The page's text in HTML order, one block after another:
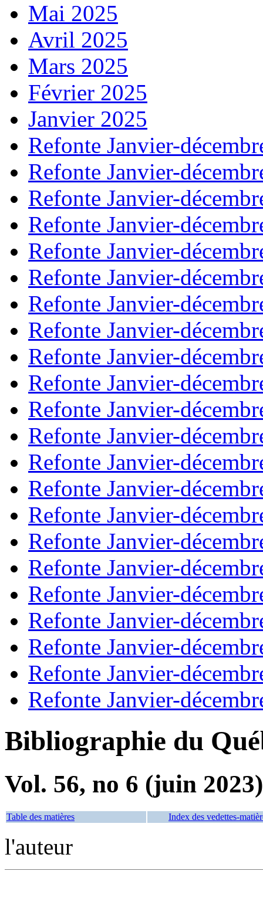
Mai 2025
Avril 2025
Mars 2025
Février 2025
Janvier 2025
Refonte Janvier-
Refonte Janvier-
Refonte Janvier-
Refonte Janvier-
Refonte Janvier-
Refonte Janvier-
Refonte Janvier-
Refonte Janvier-
Refonte Janvier-
Refonte Janvier-
Refonte Janvier-
Refonte Janvier-
Refonte Janvier-
Refonte Janvier-
Refonte Janvier-
Refonte Janvier-
Refonte Janvier-
Refonte Janvier-
Refonte Janvier-
Refonte Janvier-
Refonte Janvier-
Refonte Janvier-
Bibliographie du
Vol. 56, no 6 (juin 2023)
Table des matières Index des vedettes-
l'auteur